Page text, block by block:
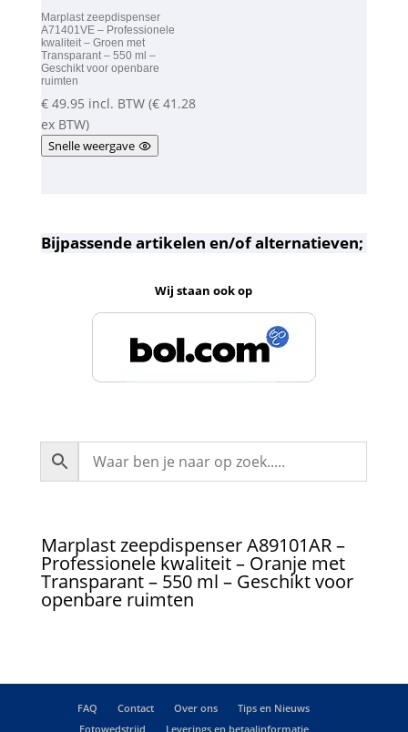
Marplast zeepdispenser
A71401VE – Professionele
kwaliteit – Groen met
Transparant – 550 ml –
Geschikt voor openbare
ruimten
€49.95 incl. BTW (€41.28
ex BTW)
Snelle weergave
Bijpassende artikelen en/of alternatieven;
Wij staan ook op
Marplast zeepdispenser A89101AR –
Professionele kwaliteit – Oranje met
Transparant – 550 ml – Geschikt voor
openbare ruimten
FAQ Contact Over ons
Tips en Nieuws
Fotowedstrijd
Leverings en betaalinformatie